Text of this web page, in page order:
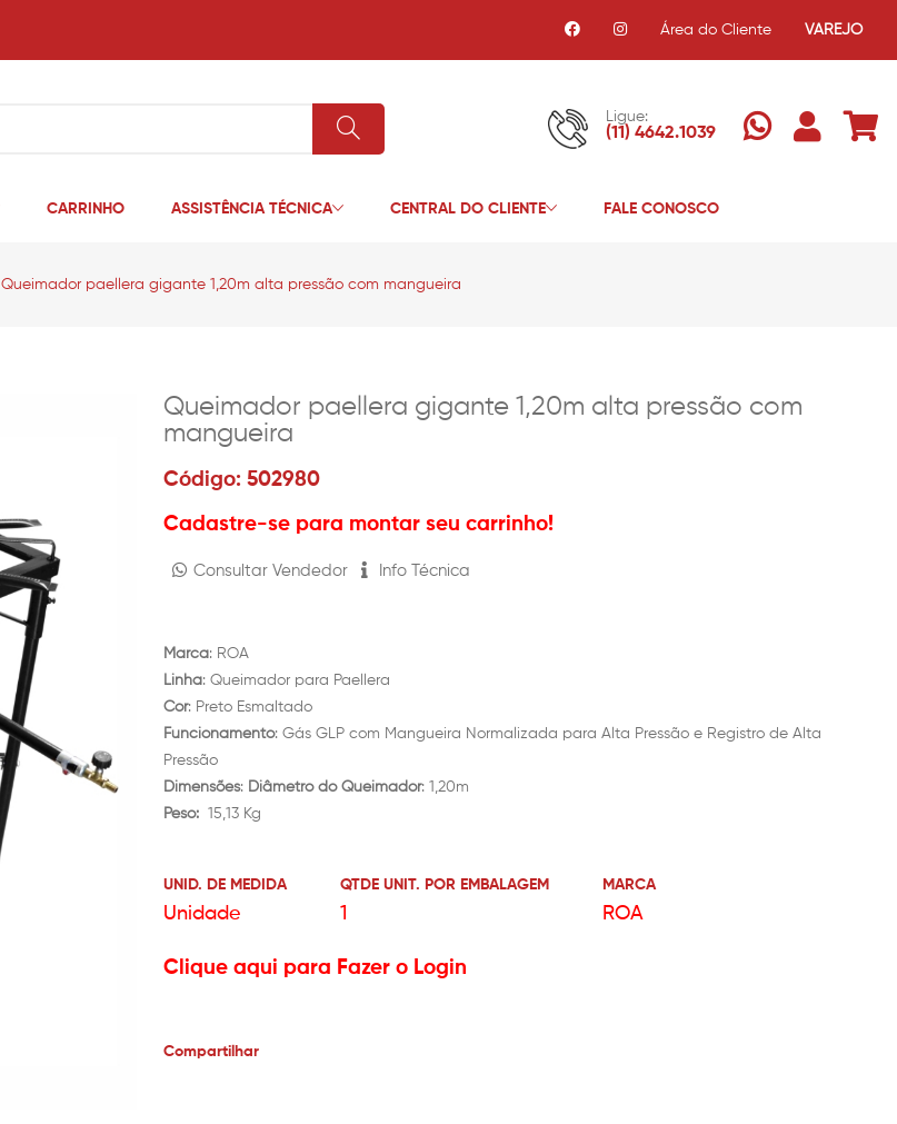
Área do Cliente VAREJO
Ligue:
(11) 4642.1039
CARRINHO ASSISTÊNCIA TÉCNICA CENTRAL DO CLIENTE FALE CONOSCO
Queimador paellera gigante 1,20m alta pressão com mangueira
Queimador paellera gigante 1,20m alta pressão com
mangueira
Código: 502980
Cadastre-se para montar seu carrinho!
Consultar Vendedor Info Técnica
Marca: ROA
Linha: Queimador para Paellera
Cor: Preto Esmaltado
Funcionamento: Gás GLP com Mangueira Normalizada para Alta Pressão e Registro de Alta
Pressão
Dimensões: Diâmetro do Queimador: 1,20m
Peso: 15,13 Kg
UNID. DE MEDIDA
Unidade
QTDE UNIT. POR EMBALAGEM
1
MARCA
ROA
Clique aqui para Fazer o Login
Compartilhar